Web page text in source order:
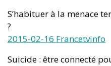
S’habituer à la menace
?
2015-02-16 Francetvinfo
Suicide : être connecté